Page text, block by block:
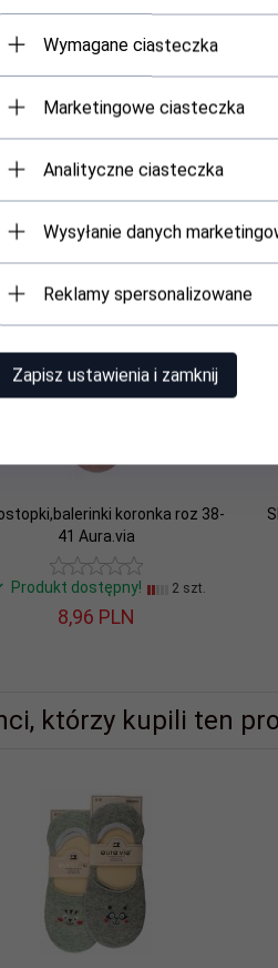
koronka roz 38-
41 Aura.via
Produkt dostępny! 2 szt.
8,96 PLN
którzy kupili ten
Wymagane ciasteczka
Marketingowe ciasteczka
Analityczne ciasteczka
Wysyłanie danych
Reklamy spersonalizowane
Zapisz ustawienia i zamknij